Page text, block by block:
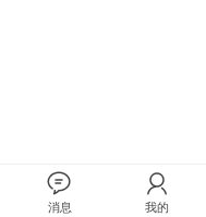
消息 我的